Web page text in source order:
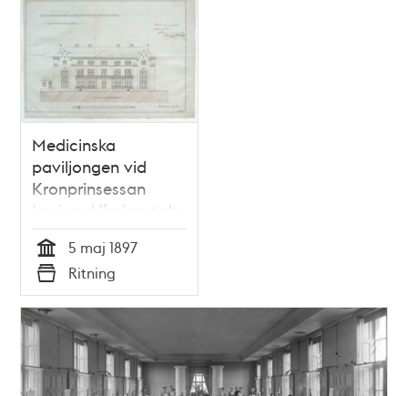
Medicinska
paviljongen vid
Kronprinsessan
Lovisas Vårdanstalt
för sjuka barn -
ritning 1897
Tid
5 maj 1897
Typ
Ritning